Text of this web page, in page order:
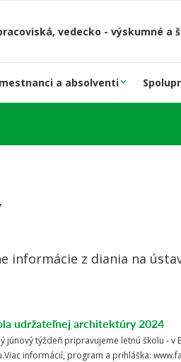
vedecko - výskumné a
a absolventi
informácie z diania na
udržateľnej architektúry 2024
júnový týždeň pripravujeme letnú školu -
informácií, program a prihláška: